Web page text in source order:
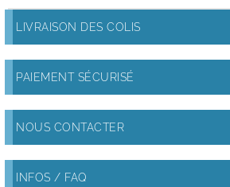
LIVRAISON DES COLIS
PAIEMENT SÉCURISÉ
NOUS CONTACTER
INFOS / FAQ